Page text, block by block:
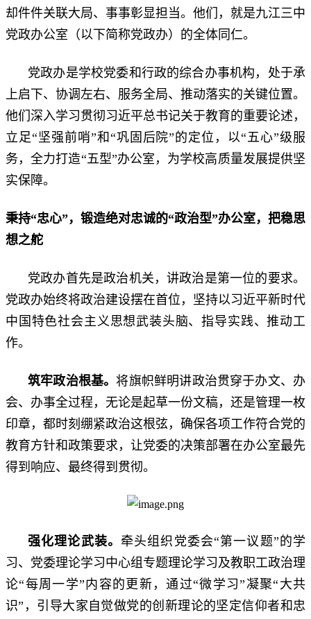
却件件关联大局、事事彰显担当。他们，就是九江三中
党政办公室（以下简称党政办）的全体同仁。
党政办是学校党委和行政的综合办事机构，处于承
上启下、协调左右、服务全局、推动落实的关键位置。
他们深入学习贯彻习近平总书记关于教育的重要论述，
立足“坚强前哨”和“巩固后院”的定位，以“五心”级服
务，全力打造“五型”办公室，为学校高质量发展提供坚
实保障。
秉持“忠心”，锻造绝对忠诚的“政治型”办公室，把稳思
想之舵
党政办首先是政治机关，讲政治是第一位的要求。
党政办始终将政治建设摆在首位，坚持以习近平新时代
中国特色社会主义思想武装头脑、指导实践、推动工
作。
筑牢政治根基。将旗帜鲜明讲政治贯穿于办文、办
会、办事全过程，无论是起草一份文稿，还是管理一枚
印章，都时刻绷紧政治这根弦，确保各项工作符合党的
教育方针和政策要求，让党委的决策部署在办公室最先
得到响应、最终得到贯彻。
强化理论武装。 牵头组织党委会“第一议题”的学
习、党委理论学习中心组专题理论学习及教职工政治理
论“每周一学”内容的更新，通过“微学习”凝聚“大共
识”，引导大家自觉做党的创新理论的坚定信仰者和忠